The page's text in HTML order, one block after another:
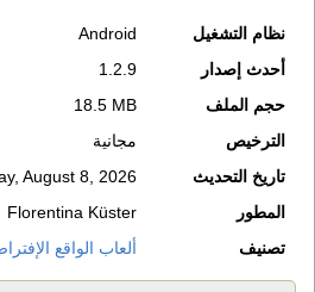
نظام التشغيل
Android
أحدث إصدار
1.2.9
حجم الملف
18.5 MB
الترخيص
مجانية
تاريخ التحديث
August 8, 2026
المطور
Florentina Küster
تصنيف
ألعاب الواقع